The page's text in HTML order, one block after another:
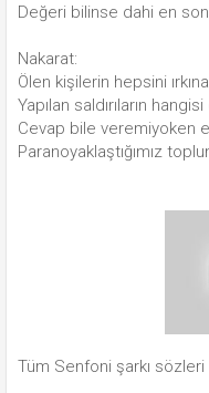
Değeri bilinse dahi en
Nakarat:
Ölen kişilerin hepsini
Yapılan saldırıların
Cevap bile veremiyoken
Paranoyaklaştığımız
Tüm Senfoni şarkı sözleri